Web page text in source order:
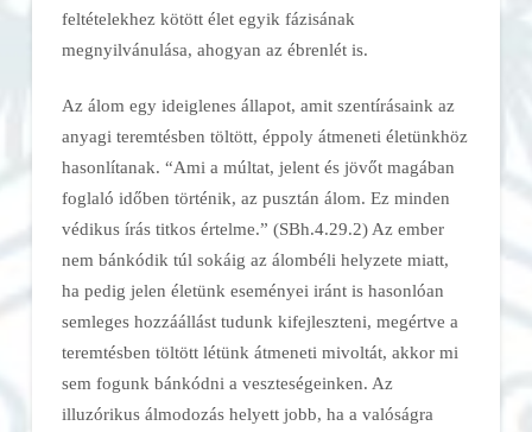
feltételekhez kötött élet egyik fázisának
megnyilvánulása, ahogyan az ébrenlét is.
Az álom egy ideiglenes állapot, amit szentírásaink az
anyagi teremtésben töltött, éppoly átmeneti életünkhöz
hasonlítanak. “Ami a múltat, jelent és jövőt magában
foglaló időben történik, az pusztán álom. Ez minden
védikus írás titkos értelme.” (SBh.4.29.2) Az ember
nem bánkódik túl sokáig az álombéli helyzete miatt,
ha pedig jelen életünk eseményei iránt is hasonlóan
semleges hozzáállást tudunk kifejleszteni, megértve a
teremtésben töltött létünk átmeneti mivoltát, akkor mi
sem fogunk bánkódni a veszteségeinken. Az
illuzórikus álmodozás helyett jobb, ha a valóságra